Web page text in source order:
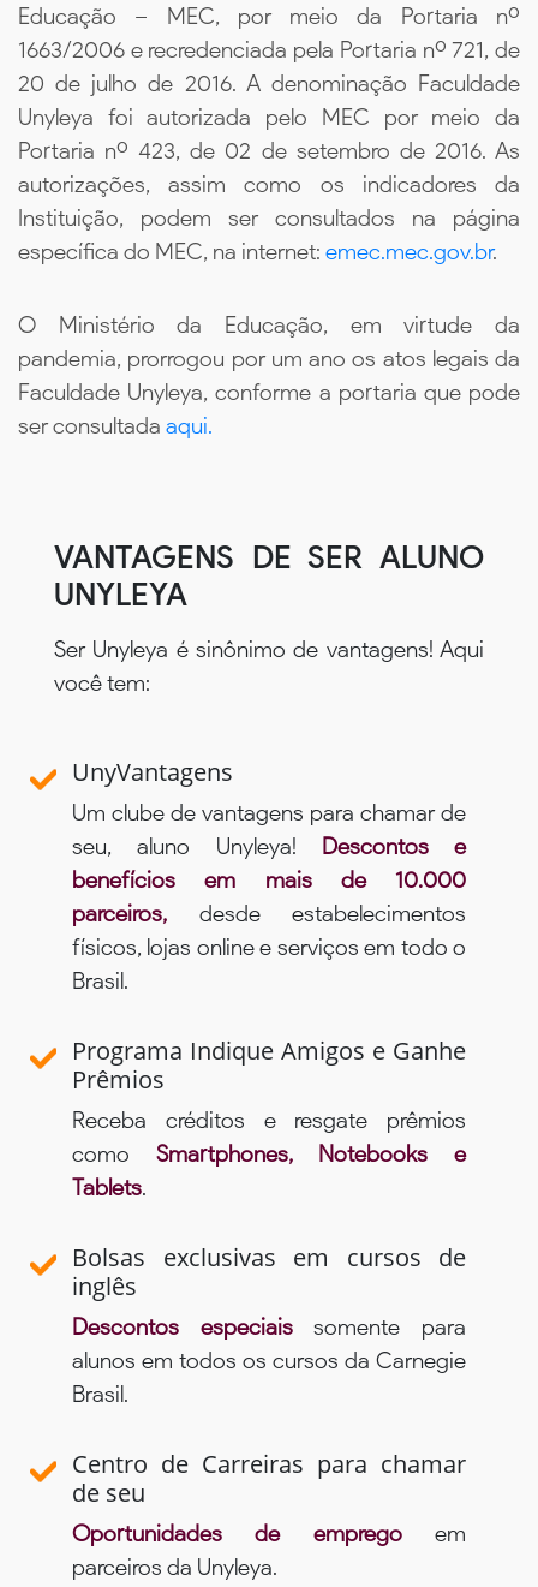
Educação – MEC, por meio da Portaria nº
1663/2006 e recredenciada pela Portaria nº 721, de
20 de julho de 2016. A denominação Faculdade
Unyleya foi autorizada pelo MEC por meio da
Portaria nº 423, de 02 de setembro de 2016. As
autorizações, assim como os indicadores da
Instituição, podem ser consultados na página
específica do MEC, na internet: emec.mec.gov.br.
O Ministério da Educação, em virtude da
pandemia, prorrogou por um ano os atos legais da
Faculdade Unyleya, conforme a portaria que pode
ser consultada aqui.
VANTAGENS DE SER ALUNO
UNYLEYA
Ser Unyleya é sinônimo de vantagens! Aqui
você tem:
UnyVantagens
Um clube de vantagens para chamar de
seu, aluno Unyleya! Descontos e
benefícios em mais de 10.000
parceiros, desde estabelecimentos
físicos, lojas online e serviços em todo o
Brasil.
Programa Indique Amigos e Ganhe
Prêmios
Receba créditos e resgate prêmios
como Smartphones, Notebooks e
Tablets.
Bolsas exclusivas em cursos de
inglês
Descontos especiaissomente para
alunos em todos os cursos da Carnegie
Brasil.
Centro de Carreiras para chamar
de seu
Oportunidades de empregoem
parceiros da Unyleya.